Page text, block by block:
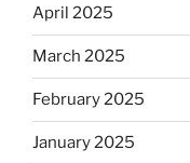
April 2025
March 2025
February 2025
January 2025